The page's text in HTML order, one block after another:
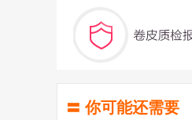
〓 你可能还需要